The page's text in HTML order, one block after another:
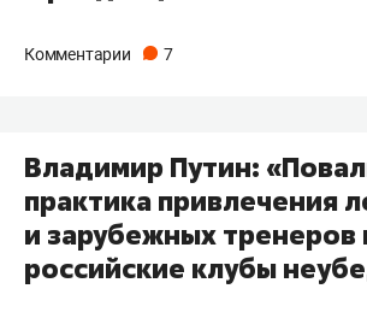
Комментарии 7
Владимир Путин:
практика привлечения
и зарубежных тренеров
российские клубы